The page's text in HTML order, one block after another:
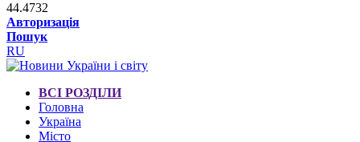
44.4732
Авторизація
Пошук
RU
ВСІ РОЗДІЛИ
Головна
Україна
Місто